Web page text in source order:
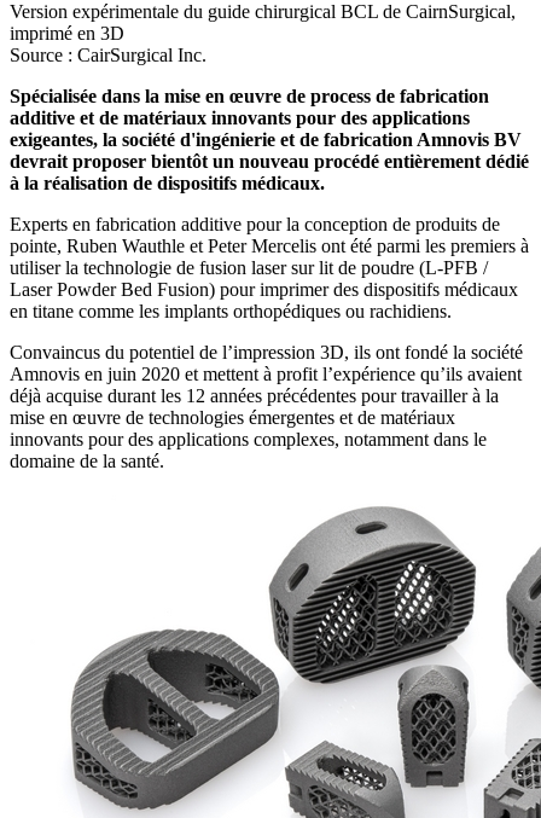
Version expérimentale du guide chirurgical BCL de CairnSurgical,
imprimé en 3D
Source : CairSurgical Inc.
Spécialisée dans la mise en œuvre de process de fabrication
additive et de matériaux innovants pour des applications
exigeantes, la société d'ingénierie et de fabrication Amnovis BV
devrait proposer bientôt un nouveau procédé entièrement dédié
à la réalisation de dispositifs médicaux.
Experts en fabrication additive pour la conception de produits de
pointe, Ruben Wauthle et Peter Mercelis ont été parmi les premiers à
utiliser la technologie de fusion laser sur lit de poudre (L-PFB /
Laser Powder Bed Fusion) pour imprimer des dispositifs médicaux
en titane comme les implants orthopédiques ou rachidiens.
Convaincus du potentiel de l’impression 3D, ils ont fondé la société
Amnovis en juin 2020 et mettent à profit l’expérience qu’ils avaient
déjà acquise durant les 12 années précédentes pour travailler à la
mise en œuvre de technologies émergentes et de matériaux
innovants pour des applications complexes, notamment dans le
domaine de la santé.